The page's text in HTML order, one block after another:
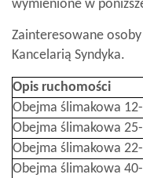
wymienione w
Zainteresowane
Kancelarią Syndyka.
Opis ruchomości
Obejma ślimakowa
Obejma ślimakowa
Obejma ślimakowa
Obejma ślimakowa